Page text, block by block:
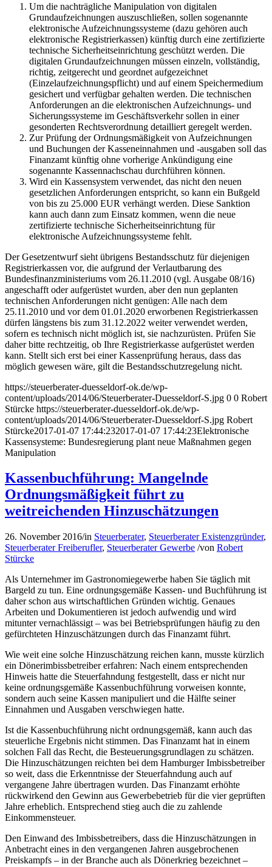
Um die nachträgliche Manipulation von digitalen
Grundaufzeichnungen auszuschließen, sollen sogenannte
elektronische Aufzeichnungssysteme (dazu gehören auch
elektronische Registrierkassen) künftig durch eine zertifizierte
technische Sicherheitseinrichtung geschützt werden. Die
digitalen Grundaufzeichnungen müssen einzeln, vollständig,
richtig, zeitgerecht und geordnet aufgezeichnet
(Einzelaufzeichnungspflicht) und auf einem Speichermedium
gesichert und verfügbar gehalten werden. Die technischen
Anforderungen an die elektronischen Aufzeichnungs- und
Sicherungssysteme im Geschäftsverkehr sollen in einer
gesonderten Rechtsverordnung detailliert geregelt werden.
Zur Prüfung der Ordnungsmäßigkeit von Aufzeichnungen
und Buchungen der Kasseneinnahmen und -ausgaben soll das
Finanzamt künftig ohne vorherige Ankündigung eine
sogenannte Kassennachschau durchführen können.
Wird ein Kassensystem verwendet, das nicht den neuen
gesetzlichen Anforderungen entspricht, so kann ein Bußgeld
von bis zu 25.000 EUR verhängt werden. Diese Sanktion
kann auch dann zum Einsatz kommen, wenn die neue
zertifizierte technische Sicherheitseinrichtung für
elektronische Aufzeichnungssysteme fehlt.
Der Gesetzentwurf sieht übrigens Bestandsschutz für diejenigen
Registrierkassen vor, die aufgrund der Verlautbarung des
Bundesfinanzministeriums vom 26.11.2010 (vgl. Ausgabe 08/16)
angeschafft oder aufgerüstet wurden, aber den nun geplanten
technischen Anforderungen nicht genügen: Alle nach dem
25.11.2010 und vor dem 01.01.2020 erworbenen Registrierkassen
dürfen längstens bis zum 31.12.2022 weiter verwendet werden,
sofern es technisch nicht möglich ist, sie nachzurüsten. Prüfen Sie
daher bitte rechtzeitig, ob Ihre Registrierkasse aufgerüstet werden
kann. Stellt sich erst bei einer Kassenprüfung heraus, dass das
möglich gewesen wäre, gilt die Bestandsschutzregelung nicht.
https://steuerberater-duesseldorf-ok.de/wp-
content/uploads/2014/06/Steuerberater-Duesseldorf-S.jpg 0 0 Robert
Stürcke https://steuerberater-duesseldorf-ok.de/wp-
content/uploads/2014/06/Steuerberater-Duesseldorf-S.jpg Robert
Stürcke2017-01-07 17:44:232017-01-07 17:44:23Elektronische
Kassensysteme: Bundesregierung plant neue Maßnahmen gegen
Manipulation
Kassenbuchführung: Mangelnde
Ordnungsmäßigkeit führt zu
weitreichenden Hinzuschätzungen
26. November 2016/in Steuerberater, Steuerberater Existenzgründer,
Steuerberater Freiberufler, Steuerberater Gewerbe /von Robert
Stürcke
Als Unternehmer im Gastronomiegewerbe haben Sie täglich mit
Bargeld zu tun. Eine ordnungsgemäße Kassen- und Buchführung ist
daher schon aus wirtschaftlichen Gründen wichtig. Genaues
Arbeiten und Dokumentieren ist jedoch aufwendig und wird
mitunter vernachlässigt – was bei Betriebsprüfungen häufig zu den
gefürchteten Hinzuschätzungen durch das Finanzamt führt.
Wie weit eine solche Hinzuschätzung reichen kann, musste kürzlich
ein Dönerimbissbetreiber erfahren: Nach einem entsprechenden
Hinweis hatte die Steuerfahndung festgestellt, dass er nicht nur
keine ordnungsgemäße Kassenbuchführung vorweisen konnte,
sondern auch seine Kassen manipuliert und die Hälfte seiner
Einnahmen und Ausgaben verschwiegen hatte.
Ist die Kassenbuchführung nicht ordnungsgemäß, kann auch das
steuerliche Ergebnis nicht stimmen. Das Finanzamt hat in einem
solchen Fall das Recht, die Besteuerungsgrundlagen zu schätzen.
Die Hinzuschätzungen reichten bei dem Hamburger Imbissbetreiber
so weit, dass die Erkenntnisse der Steuerfahndung auch auf
vergangene Jahre übertragen wurden. Das Finanzamt erhöhte
rückwirkend den Gewinn aus Gewerbebetrieb für die vier geprüften
Jahre erheblich. Entsprechend stieg auch die zu zahlende
Einkommensteuer.
Den Einwand des Imbissbetreibers, dass die Hinzuschätzungen in
Anbetracht eines in den vergangenen Jahren ausgebrochenen
Preiskampfs – in der Branche auch als Dönerkrieg bezeichnet –